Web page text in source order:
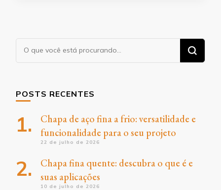
Procurando
algo?
POSTS RECENTES
Chapa de aço fina a frio: versatilidade e
funcionalidade para o seu projeto
22 de julho de 2026
Chapa fina quente: descubra o que é e
suas aplicações
10 de julho de 2026